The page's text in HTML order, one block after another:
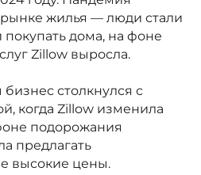
жилья — люди стали
дома, на фоне
Zillow выросла.
столкнулся с
когда Zillow изменила
подорожания
предлагать
высокие цены.